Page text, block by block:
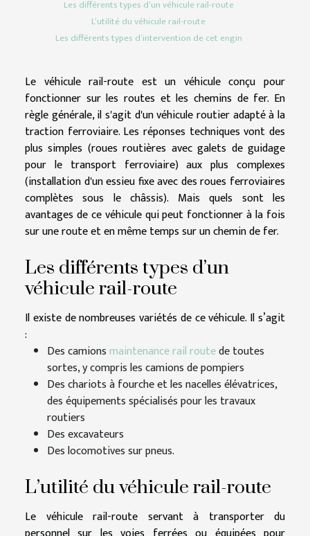
Les différents types d’un véhicule rail-route
L’utilité du véhicule rail-route
Les différents types d’intervention de cet engin
Le véhicule rail-route est un véhicule conçu pour
fonctionner sur les routes et les chemins de fer. En
règle générale, il s'agit d'un véhicule routier adapté à la
traction ferroviaire. Les réponses techniques vont des
plus simples (roues routières avec galets de guidage
pour le transport ferroviaire) aux plus complexes
(installation d'un essieu fixe avec des roues ferroviaires
complètes sous le châssis). Mais quels sont les
avantages de ce véhicule qui peut fonctionner à la fois
sur une route et en même temps sur un chemin de fer.
Les différents types d’un
véhicule rail-route
Il existe de nombreuses variétés de ce véhicule. Il s’agit
:
Des camionsmaintenance rail routede toutes
sortes, y compris les camions de pompiers
Des chariots à fourche et les nacelles élévatrices,
des équipements spécialisés pour les travaux
routiers
Des excavateurs
Des locomotives sur pneus.
L’utilité du véhicule rail-route
Le véhicule rail-route servant à transporter du